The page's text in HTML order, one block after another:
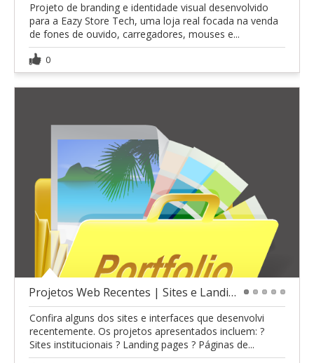
Projeto de branding e identidade visual desenvolvido
para a Eazy Store Tech, uma loja real focada na venda
de fones de ouvido, carregadores, mouses e...
0
Projetos Web Recentes | Sites e Landing Pages
Confira alguns dos sites e interfaces que desenvolvi
recentemente. Os projetos apresentados incluem: ?
Sites institucionais ? Landing pages ? Páginas de...